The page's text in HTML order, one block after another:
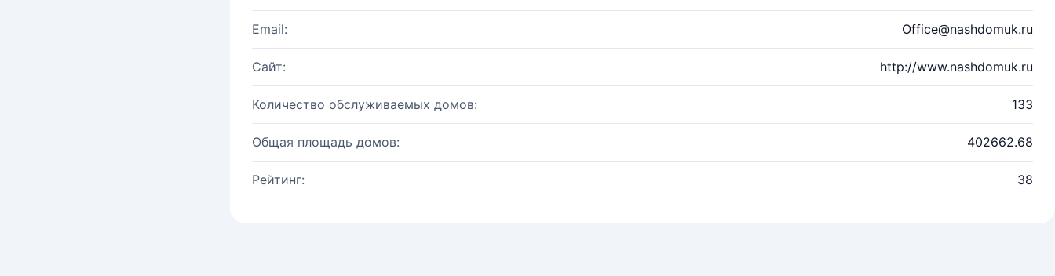
Email: Office@nashdomuk.ru
Сайт: http://www.nashdomuk.ru
Количество обслуживаемых домов: 133
Общая площадь домов: 402662.68
Рейтинг: 38